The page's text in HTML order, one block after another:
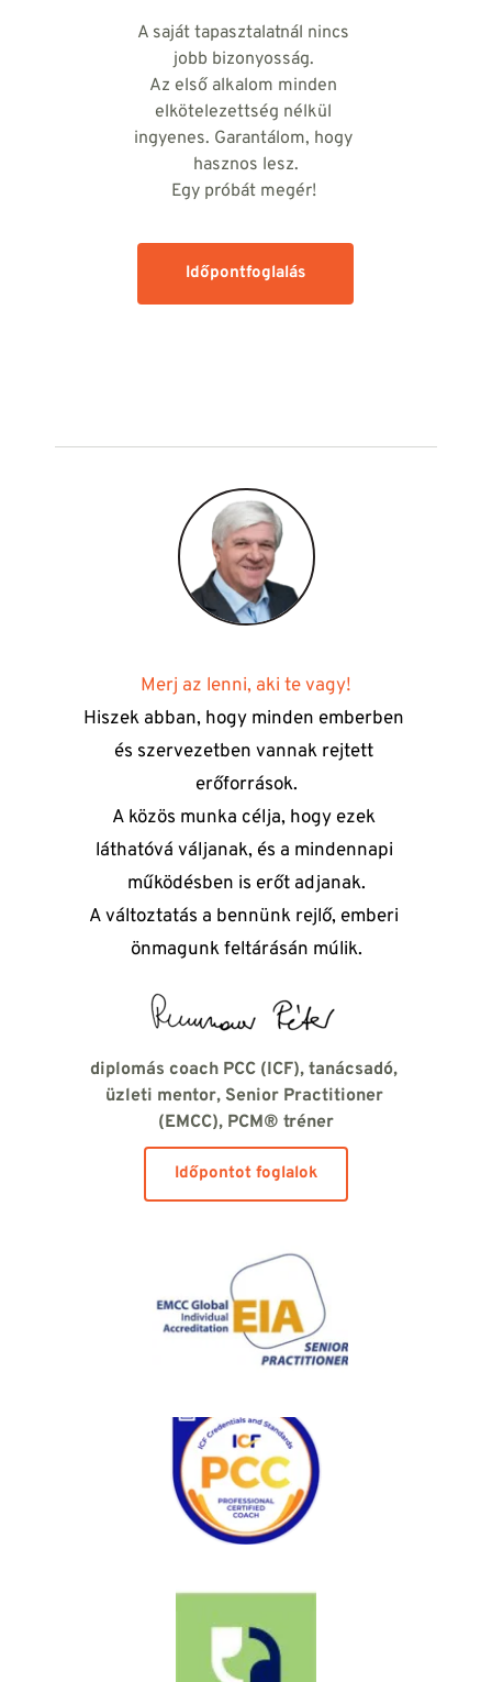
A saját tapasztalatnál nincs
jobb bizonyosság.
Az első alkalom minden
elkötelezettség nélkül
ingyenes. Garantálom, hogy
hasznos lesz.
Egy próbát megér!
Időpontfoglalás
Merj az lenni, aki te vagy!
Hiszek abban, hogy minden emberben
és szervezetben vannak rejtett
erőforrások.
A közös munka célja, hogy ezek
láthatóvá váljanak, és a mindennapi
működésben is erőt adjanak.
A változtatás a bennünk rejlő, emberi
önmagunk feltárásán múlik.
diplomás coach PCC (ICF), tanácsadó,
üzleti mentor, Senior Practitioner
(EMCC), PCM® tréner
Időpontot foglalok